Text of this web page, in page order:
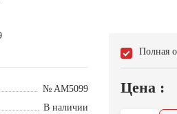
№ AM5099
В наличии
Полная
Цена :